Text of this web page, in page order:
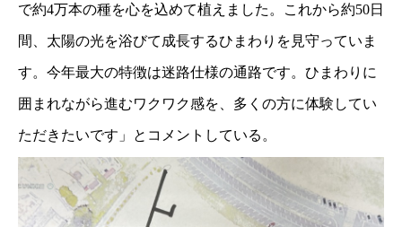
で約4万本の種を心を込めて植えました。これから約50日
間、太陽の光を浴びて成長するひまわりを見守っていま
す。今年最大の特徴は迷路仕様の通路です。ひまわりに
囲まれながら進むワクワク感を、多くの方に体験してい
ただきたいです」とコメントしている。